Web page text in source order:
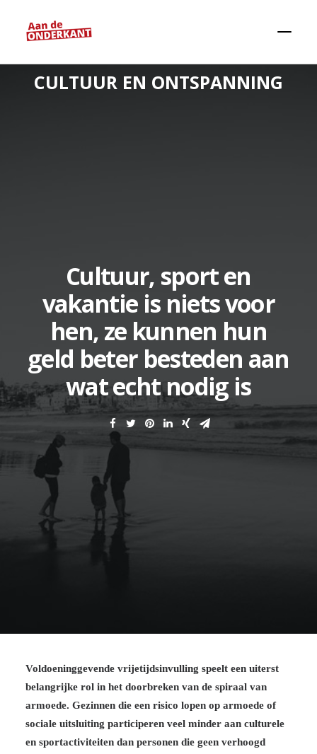
Cultuur, sport en
vakantie is niets voor
hen, ze kunnen hun
geld beter besteden aan
wat echt nodig is
CULTUUR EN ONTSPANNING
Voldoeninggevende vrijetijdsinvulling speelt een uiterst
belangrijke rol in het doorbreken van de spiraal van
armoede. Gezinnen die een risico lopen op armoede of
sociale uitsluiting participeren veel minder aan culturele
en sportactiviteiten dan personen die geen verhoogd